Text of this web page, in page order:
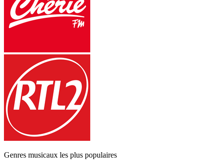
Genres musicaux les plus populaires